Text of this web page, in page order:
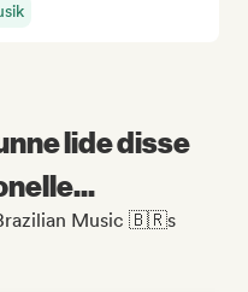
lide disse
Music 🇧🇷s